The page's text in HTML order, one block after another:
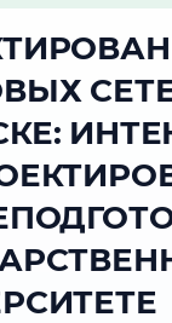
⚙️
Г. ИЖЕВСК
2026 г.
⛅ +16°C,